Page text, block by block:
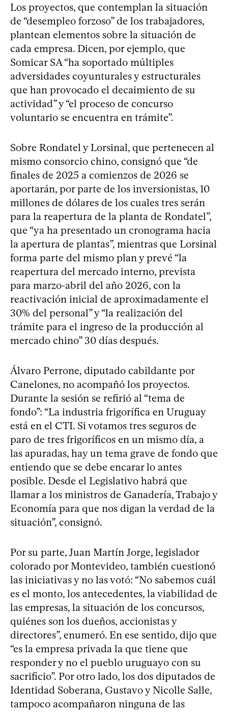
Los proyectos, que contemplan la situación
de “desempleo forzoso” de los trabajadores,
plantean elementos sobre la situación de
cada empresa. Dicen, por ejemplo, que
Somicar SA “ha soportado múltiples
adversidades coyunturales y estructurales
que han provocado el decaimiento de su
actividad” y “el proceso de concurso
voluntario se encuentra en trámite”.
Sobre Rondatel y Lorsinal, que pertenecen al
mismo consorcio chino, consignó que “de
finales de 2025 a comienzos de 2026 se
aportarán, por parte de los inversionistas, 10
millones de dólares de los cuales tres serán
para la reapertura de la planta de Rondatel”,
que “ya ha presentado un cronograma hacia
la apertura de plantas”, mientras que Lorsinal
forma parte del mismo plan y prevé “la
reapertura del mercado interno, prevista
para marzo-abril del año 2026, con la
reactivación inicial de aproximadamente el
30% del personal” y “la realización del
trámite para el ingreso de la producción al
mercado chino” 30 días después.
Álvaro Perrone, diputado cabildante por
Canelones, no acompañó los proyectos.
Durante la sesión se refirió al “tema de
fondo”: “La industria frigorífica en Uruguay
está en el CTI. Si votamos tres seguros de
paro de tres frigoríficos en un mismo día, a
las apuradas, hay un tema grave de fondo que
entiendo que se debe encarar lo antes
posible. Desde el Legislativo habrá que
llamar a los ministros de Ganadería, Trabajo y
Economía para que nos digan la verdad de la
situación”, consignó.
Por su parte, Juan Martín Jorge, legislador
colorado por Montevideo, también cuestionó
las iniciativas y no las votó: “No sabemos cuál
es el monto, los antecedentes, la viabilidad de
las empresas, la situación de los concursos,
quiénes son los dueños, accionistas y
directores”, enumeró. En ese sentido, dijo que
“es la empresa privada la que tiene que
responder y no el pueblo uruguayo con su
sacrificio”. Por otro lado, los dos diputados de
Identidad Soberana, Gustavo y Nicolle Salle,
tampoco acompañaron ninguna de las